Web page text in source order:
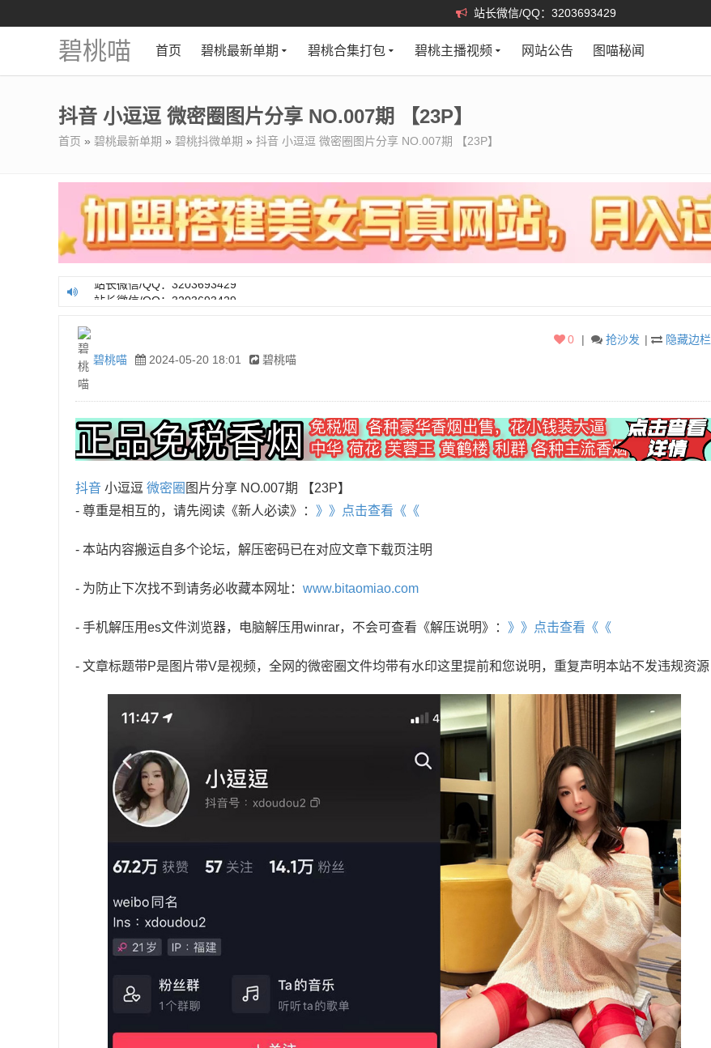
站长微信/QQ：3203693429
碧桃喵 首页 碧桃最新单期 碧桃合集打包 碧桃主播视频 网站公告 图喵秘闻
抖音 小逗逗 微密圈图片分享 NO.007期 【23P】
首页 » 碧桃最新单期 » 碧桃抖微单期 » 抖音 小逗逗 微密圈图片分享 NO.007期 【23P】
站长微信/QQ：3203693429
碧桃喵 2024-05-20 18:01 碧桃喵
| 隐藏边栏
| 抢沙发
0
抖音 小逗逗 微密圈 图片分享 NO.007期 【23P】
- 尊重是相互的，请先阅读《新人必读》： 》》点击查看《《
- 本站内容搬运自多个论坛，解压密码已在对应文章下载页注明
- 为防止下次找不到请务必收藏本网址： www.bitaomiao.com
- 手机解压用es文件浏览器，电脑解压用winrar，不会可查看《解压说明》： 》》点击查看《《
- 文章标题带P是图片带V是视频，全网的微密圈文件均带有水印这里提前和您说明，重复声明本站不发违规资源